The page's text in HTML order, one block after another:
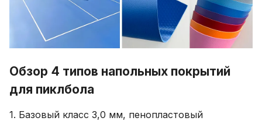
Обзор 4 типов напольных покрытий
для пиклбола
1. Базовый класс 3,0 мм, пенопластовый